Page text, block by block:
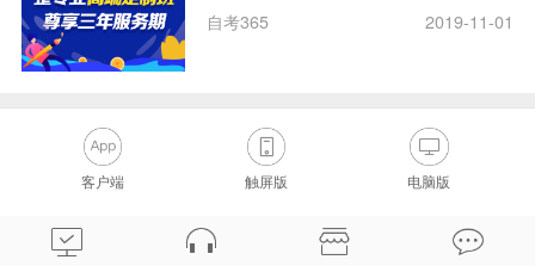
自考365 2019-11-01
客户端 触屏版 电脑版